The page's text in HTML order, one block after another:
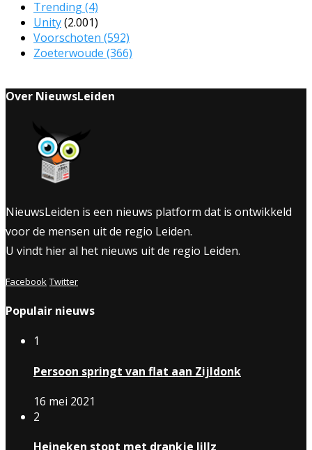
Trending(4)
Unity(2.001)
Voorschoten (592)
Zoeterwoude (366)
Over NieuwsLeiden
NieuwsLeiden is een nieuws platform dat is ontwikkeld
voor de mensen uit de regio Leiden.
U vindt hier al het nieuws uit de regio Leiden.
Facebook Twitter
Populair nieuws
1
Persoon springt van flat aan Zijldonk
16 mei 2021
2
Heineken stopt met drankje Jillz